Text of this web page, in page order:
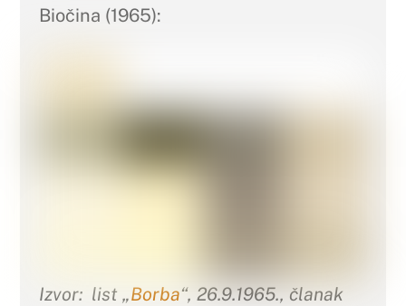
Biočina (1965):
Izvor: list „Borba“, 26.9.1965., članak